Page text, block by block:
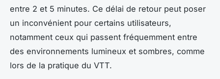
entre 2 et 5 minutes. Ce délai de retour peut poser
un inconvénient pour certains utilisateurs,
notamment ceux qui passent fréquemment entre
des environnements lumineux et sombres, comme
lors de la pratique du VTT.